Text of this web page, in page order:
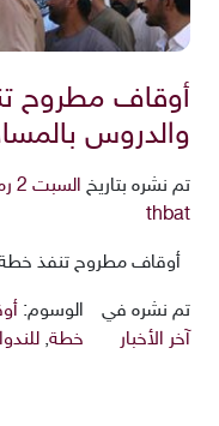
أوقاف مطروح
والدروس
تم نشره بتاريخ السبت 2 رمضان 1433هـ 21-7-2012م
thbat
أوقاف مطروح تنفذ خطة
تم نشره في
آخر الأخبار
الوسوم:
خطة,